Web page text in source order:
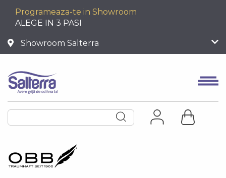
Programeaza-te in Showroom
ALEGE IN 3 PASI
Showroom Salterra